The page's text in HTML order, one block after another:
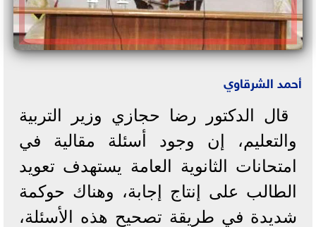
أحمد الشرقاوي
قال الدكتور رضا حجازي وزير التربية
والتعليم، إن وجود أسئلة مقالية في
امتحانات الثانوية العامة يستهدف تعويد
الطالب على إنتاج إجابة، وهناك حوكمة
شديدة في طريقة تصحيح هذه الأسئلة،